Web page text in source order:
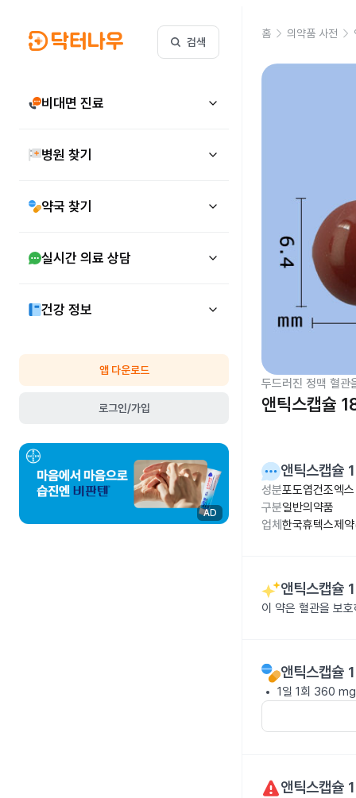
검색
비대면 진료
병원 찾기
약국 찾기
실시간 의료 상담
건강 정보
앱 다운로드
로그인/가입
AD
홈 의약품 사전
두드러진 정맥 혈관
앤틱스캡슐
앤틱스캡슐
성분포도엽건조엑
구분일반의약품
업체 한국휴텍스제
앤틱스캡슐
이 약은 혈관을 보
앤틱스캡슐
1일 1회 360
앤틱스캡슐